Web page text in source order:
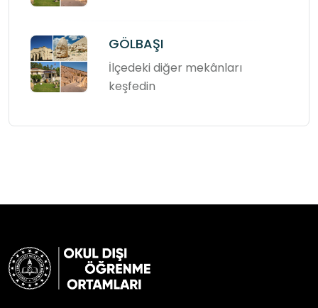
GÖLBAŞI
İlçedeki diğer mekânları
keşfedin